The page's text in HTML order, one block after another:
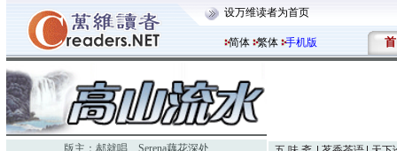
设万维读者为首页
简体 繁体 手机版 首
版主： 郝就唱、 Serena藕花深处